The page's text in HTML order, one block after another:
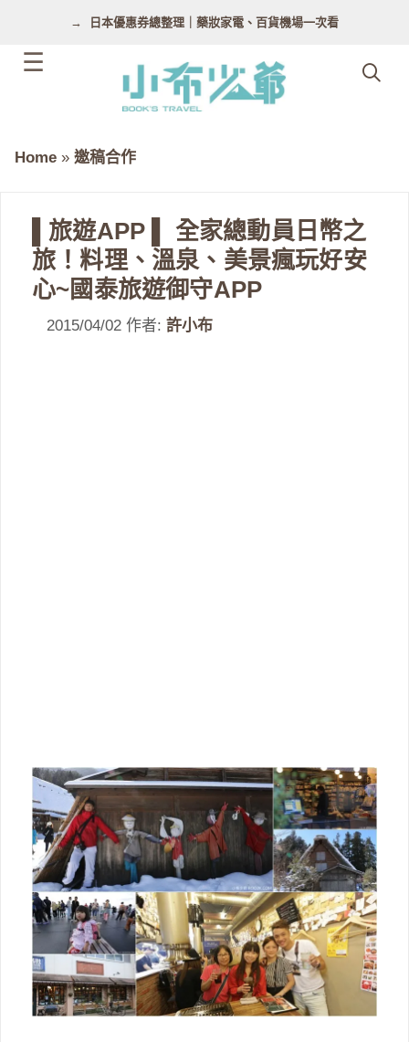
日本優惠券總整理｜藥妝家電、百貨機場一次看
Home » 邀稿合作
▌旅遊APP ▌ 全家總動員日幣之
旅！料理、溫泉、美景瘋玩好安
心~國泰旅遊御守APP
2015/04/02 作者: 許小布